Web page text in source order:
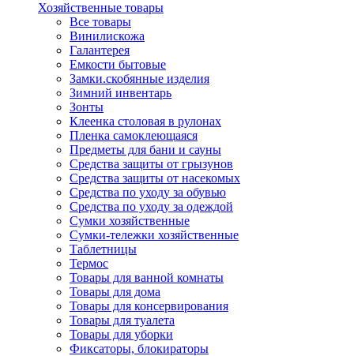
Хозяйственные товары
Все товары
Винилискожа
Галантерея
Емкости бытовые
Замки.скобянные изделия
Зимний инвентарь
Зонты
Клеенка столовая в рулонах
Пленка самоклеющаяся
Предметы для бани и сауны
Средства защиты от грызунов
Средства защиты от насекомых
Средства по уходу за обувью
Средства по уходу за одеждой
Сумки хозяйственные
Сумки-тележки хозяйственные
Таблетницы
Термос
Товары для ванной комнаты
Товары для дома
Товары для консервирования
Товары для туалета
Товары для уборки
Фиксаторы, блокираторы